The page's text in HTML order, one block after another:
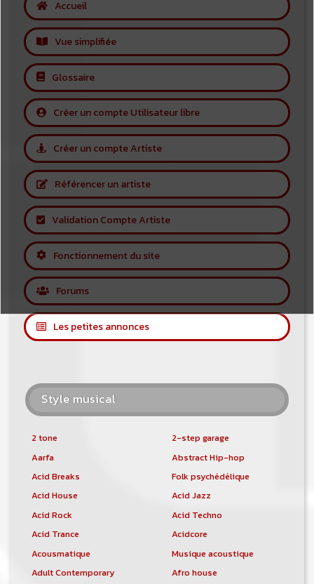
Accueil
Vue simplifiée
Glossaire
Créer un compte Utilisateur libre
Créer un compte Artiste
Référencer un artiste
Validation Compte Artiste
Fonctionnement du site
Forums
Les petites annonces
Style musical
2 tone
2-step garage
Aarfa
Abstract Hip-hop
Acid Breaks
Folk psychédélique
Acid House
Acid Jazz
Acid Rock
Acid Techno
Acid Trance
Acidcore
Acousmatique
Musique acoustique
Adult Contemporary
Afro house